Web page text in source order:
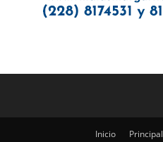
Inicio Principal